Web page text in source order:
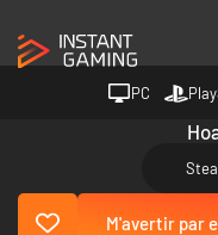
PC
M'avertir par